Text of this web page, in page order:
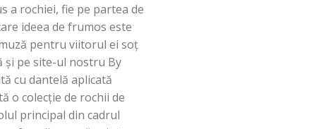
a rochiei, fie pe partea de
ideea de frumos este
pentru viitorul ei soț
și pe site-ul nostru By
cu dantelă aplicată
o colecție de rochii de
principal din cadrul